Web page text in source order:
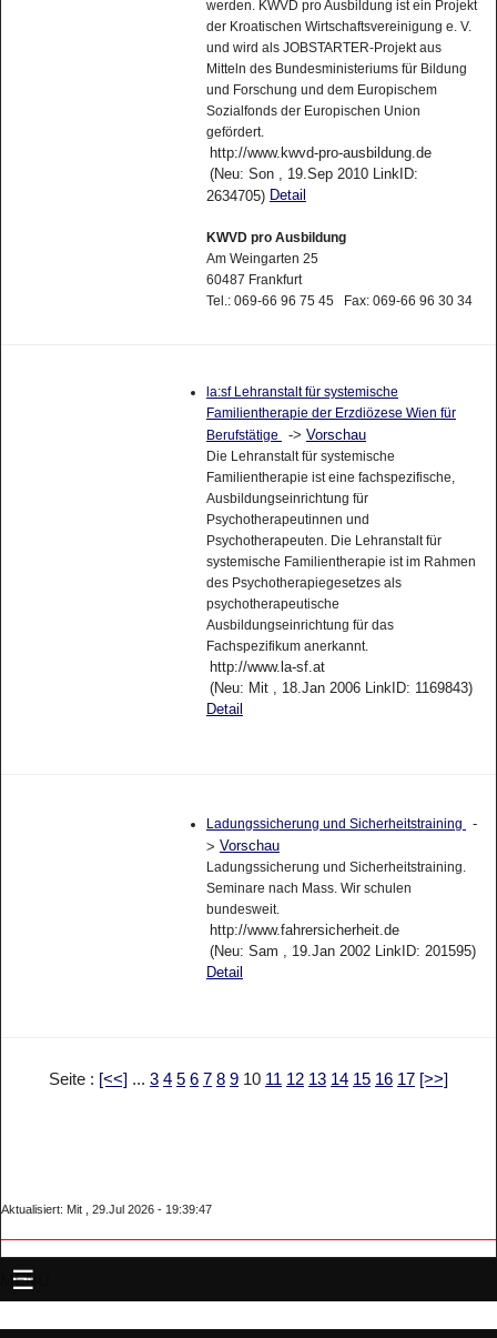
werden. KWVD pro Ausbildung ist ein Projekt
der Kroatischen Wirtschaftsvereinigung e. V.
und wird als JOBSTARTER-Projekt aus
Mitteln des Bundesministeriums für Bildung
und Forschung und dem Europischem
Sozialfonds der Europischen Union
gefördert.
http://www.kwvd-pro-ausbildung.de
(Neu: Son , 19.Sep 2010 LinkID:
2634705) Detail
KWVD pro Ausbildung
Am Weingarten 25
60487 Frankfurt
Tel.: 069-66 96 75 45 Fax: 069-66 96 30 34
la:sf Lehranstalt für systemische
Familientherapie der Erzdiözese Wien für
Berufstätige
-> Vorschau
Die Lehranstalt für systemische
Familientherapie ist eine fachspezifische,
Ausbildungseinrichtung für
Psychotherapeutinnen und
Psychotherapeuten. Die Lehranstalt für
systemische Familientherapie ist im Rahmen
des Psychotherapiegesetzes als
psychotherapeutische
Ausbildungseinrichtung für das
Fachspezifikum anerkannt.
http://www.la-sf.at
(Neu: Mit , 18.Jan 2006 LinkID: 1169843)
Detail
Ladungssicherung und Sicherheitstraining -
> Vorschau
Ladungssicherung und Sicherheitstraining.
Seminare nach Mass. Wir schulen
bundesweit.
http://www.fahrersicherheit.de
(Neu: Sam , 19.Jan 2002 LinkID: 201595)
Detail
Seite : [<<] ... 3 4 5 6 7 8 9 10 11 12 13 14 15 16 17 [>>]
Aktualisiert: Mit , 29.Jul 2026 - 19:39:47
MENU